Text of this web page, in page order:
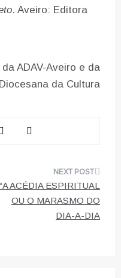
. Aveiro: Editora
ADAV-Aveiro e da
da Cultura
“A ACÉDIA ESPIRITUAL
OU O MARASMO DO
DIA-A-DIA